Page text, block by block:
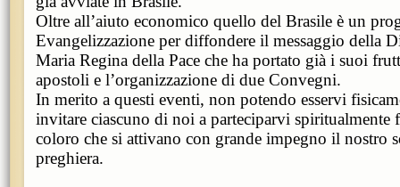
Oltre all’aiuto economico quello del Brasile è un
Evangelizzazione per diffondere il messaggio della
Maria Regina della Pace che ha portato già i suoi
apostoli e l’organizzazione di due Convegni.
In merito a questi eventi, non potendo esservi
invitare ciascuno di noi a parteciparvi spiritualmente
coloro che si attivano con grande impegno il nostro
preghiera.